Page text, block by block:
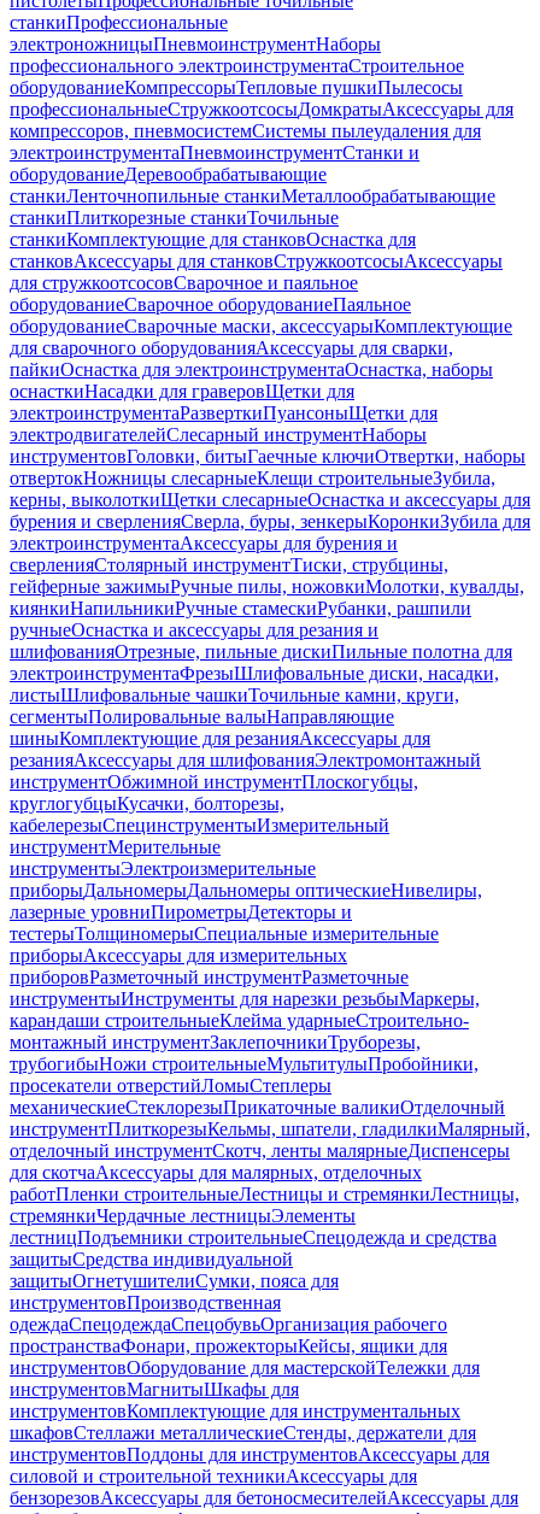
станкиПрофессиональные
электроножницыПневмоинструментНаборы
профессионального электроинструментаСтроительное
оборудованиеКомпрессорыТепловые пушкиПылесосы
профессиональныеСтружкоотсосыДомкратыАксессуары для
компрессоров, пневмосистемСистемы пылеудаления для
электроинструментаПневмоинструментСтанки и
оборудованиеДеревообрабатывающие
станкиЛенточнопильные станкиМеталлообрабатывающие
станкиПлиткорезные станкиТочильные
станкиКомплектующие для станковОснастка для
станковАксессуары для станковСтружкоотсосыАксессуары
для стружкоотсосовСварочное и паяльное
оборудованиеСварочное оборудованиеПаяльное
оборудованиеСварочные маски, аксессуарыКомплектующие
для сварочного оборудованияАксессуары для сварки,
пайкиОснастка для электроинструментаОснастка, наборы
оснасткиНасадки для граверовЩетки для
электроинструментаРазверткиПуансоныЩетки для
электродвигателейСлесарный инструментНаборы
инструментовГоловки, битыГаечные ключиОтвертки, наборы
отвертокНожницы слесарныеКлещи строительныеЗубила,
керны, выколоткиЩетки слесарныеОснастка и аксессуары для
бурения и сверленияСверла, буры, зенкерыКоронкиЗубила для
электроинструментаАксессуары для бурения и
сверленияСтолярный инструментТиски, струбцины,
гейферные зажимыРучные пилы, ножовкиМолотки, кувалды,
киянкиНапильникиРучные стамескиРубанки, рашпили
ручныеОснастка и аксессуары для резания и
шлифованияОтрезные, пильные дискиПильные полотна для
электроинструментаФрезыШлифовальные диски, насадки,
листыШлифовальные чашкиТочильные камни, круги,
сегментыПолировальные валыНаправляющие
шиныКомплектующие для резанияАксессуары для
резанияАксессуары для шлифованияЭлектромонтажный
инструментОбжимной инструментПлоскогубцы,
круглогубцыКусачки, болторезы,
кабелерезыСпецинструментыИзмерительный
инструментМерительные
инструментыЭлектроизмерительные
приборыДальномерыДальномеры оптическиеНивелиры,
лазерные уровниПирометрыДетекторы и
тестерыТолщиномерыСпециальные измерительные
приборыАксессуары для измерительных
приборовРазметочный инструментРазметочные
инструментыИнструменты для нарезки резьбыМаркеры,
карандаши строительныеКлейма ударныеСтроительно-
монтажный инструментЗаклепочникиТруборезы,
трубогибыНожи строительныеМультитулыПробойники,
просекатели отверстийЛомыСтеплеры
механическиеСтеклорезыПрикаточные валикиОтделочный
инструментПлиткорезыКельмы, шпатели, гладилкиМалярный,
отделочный инструментСкотч, ленты малярныеДиспенсеры
для скотчаАксессуары для малярных, отделочных
работПленки строительныеЛестницы и стремянкиЛестницы,
стремянкиЧердачные лестницыЭлементы
лестницПодъемники строительныеСпецодежда и средства
защитыСредства индивидуальной
защитыОгнетушителиСумки, пояса для
инструментовПроизводственная
одеждаСпецодеждаСпецобувьОрганизация рабочего
пространстваФонари, прожекторыКейсы, ящики для
инструментовОборудование для мастерскойТележки для
инструментовМагнитыШкафы для
инструментовКомплектующие для инструментальных
шкафовСтеллажи металлическиеСтенды, держатели для
инструментовПоддоны для инструментовАксессуары для
силовой и строительной техникиАксессуары для
бензорезовАксессуары для бетоносмесителейАксессуары для